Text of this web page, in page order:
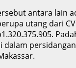
antara lain
utang dari